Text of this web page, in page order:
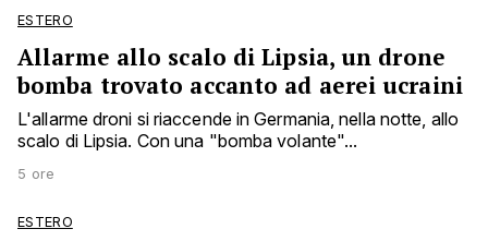
ESTERO
Allarme allo scalo di Lipsia, un drone
bomba trovato accanto ad aerei ucraini
L'allarme droni si riaccende in Germania, nella notte, allo
scalo di Lipsia. Con una "bomba volante"...
5 ore
ESTERO